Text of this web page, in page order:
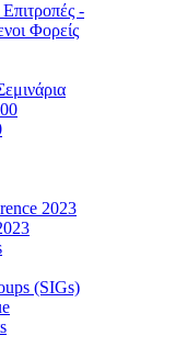
-
Φορείς
2023
(SIGs)